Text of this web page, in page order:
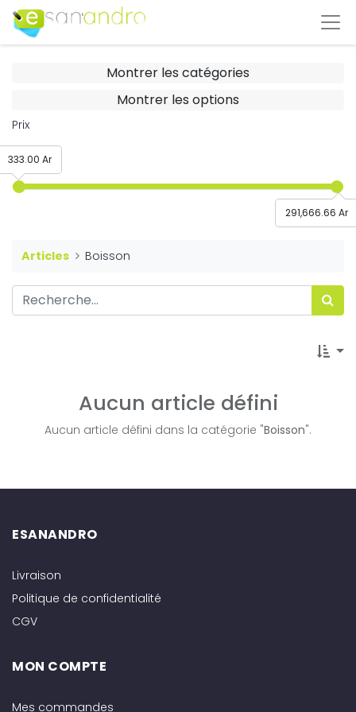
Montrer les catégories
Montrer les options
Prix
291,666.66 Ar
333.00 Ar
Articles Boisson
Aucun article défini
Aucun article défini dans la catégorie "Boisson".
ESANANDRO
Livraison
Politique de confidentialité
CGV
MON COMPTE
Mes commandes